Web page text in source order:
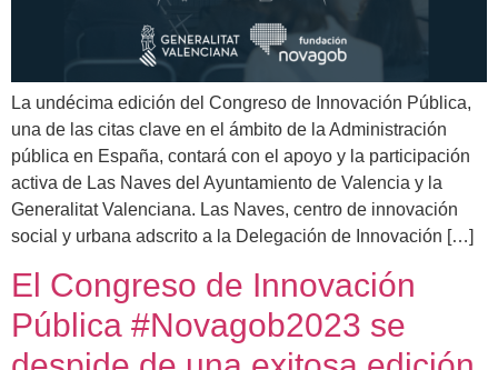
La undécima edición del Congreso de Innovación Pública,
una de las citas clave en el ámbito de la Administración
pública en España, contará con el apoyo y la participación
activa de Las Naves del Ayuntamiento de Valencia y la
Generalitat Valenciana. Las Naves, centro de innovación
social y urbana adscrito a la Delegación de Innovación […]
El Congreso de Innovación
Pública #Novagob2023 se